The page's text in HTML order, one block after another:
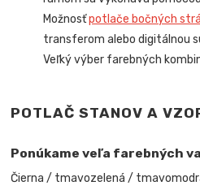
Možnosťpotlače bočných
transferom alebo digitálnou
Veľký výber farebných
POTLAČ STANOV A
Ponúkame veľa farebných
Čierna / tmavozelená /